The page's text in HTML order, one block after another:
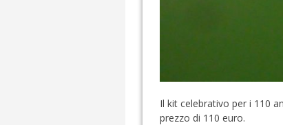
Il kit celebrativo per i 110
prezzo di 110 euro.